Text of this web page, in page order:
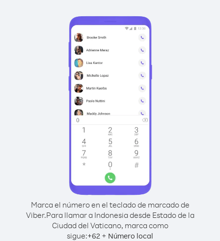
Marca el número en el teclado de marcado de
Viber.Para llamar a Indonesia desde Estado de la
Ciudad del Vaticano, marca como
sigue:+62 + Número local